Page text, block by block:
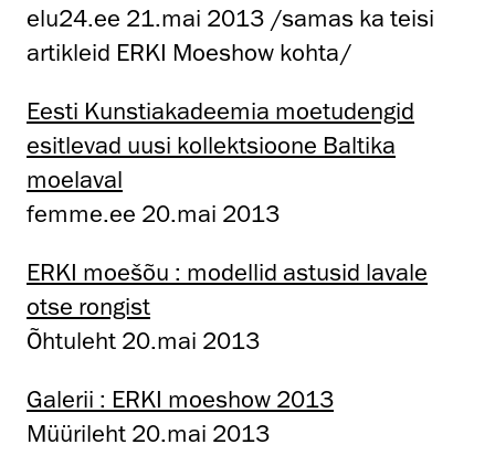
elu24.ee 21.mai 2013 /samas ka teisi
artikleid ERKI Moeshow kohta/
Eesti Kunstiakadeemia moetudengid
esitlevad uusi kollektsioone Baltika
moelaval
femme.ee 20.mai 2013
ERKI moešõu : modellid astusid lavale
otse rongist
Õhtuleht 20.mai 2013
Galerii : ERKI moeshow 2013
Müürileht 20.mai 2013